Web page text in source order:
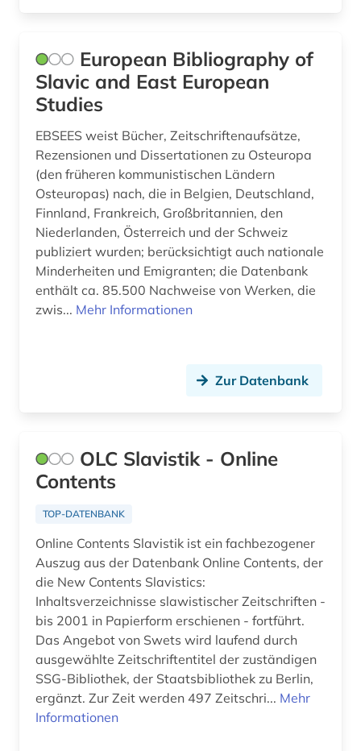
sozialwissenschaften (1)
sprache (2)
südamerika (1)
südostasien (1)
südosteuropa (14)
turkologie (1)
türkei (2)
wirtschaftswissenschaften (1)
wörterbuch (1)
zeitschrift (4)
zeitschriftenaufsatz (3)
zwangsvertreibung (1)
österreich (1)
österreich-ungarn (1)
European Bibliography of
Slavic and East European
Studies
EBSEES weist Bücher, Zeitschriftenaufsätze,
Rezensionen und Dissertationen zu Osteuropa
(den früheren kommunistischen Ländern
Osteuropas) nach, die in Belgien, Deutschland,
Finnland, Frankreich, Großbritannien, den
Niederlanden, Österreich und der Schweiz
publiziert wurden; berücksichtigt auch nationale
Minderheiten und Emigranten; die Datenbank
enthält ca. 85.500 Nachweise von Werken, die
zwis... Mehr Informationen
Zur Datenbank
OLC Slavistik - Online
Contents
TOP-DATENBANK
Online Contents Slavistik ist ein fachbezogener
Auszug aus der Datenbank Online Contents, der
die New Contents Slavistics:
Inhaltsverzeichnisse slawistischer Zeitschriften -
bis 2001 in Papierform erschienen - fortführt.
Das Angebot von Swets wird laufend durch
ausgewählte Zeitschriftentitel der zuständigen
SSG-Bibliothek, der Staatsbibliothek zu Berlin,
ergänzt. Zur Zeit werden 497 Zeitschri... Mehr
Informationen